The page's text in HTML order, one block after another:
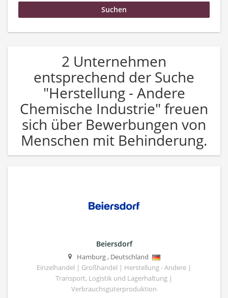
2 Unternehmen
entsprechend der Suche
"Herstellung - Andere
Chemische Industrie" freuen
sich über Bewerbungen von
Menschen mit Behinderung.
Beiersdorf
Hamburg, Deutschland
Einzelhandel | Großhandel | Herstellung - Andere |
Transport, Logistik und Lagerhaltung |
Verbrauchsgüterproduktion